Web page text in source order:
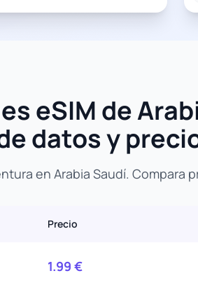
eSIM de
datos y
en Arabia Saudí.
Precio
1.99 €